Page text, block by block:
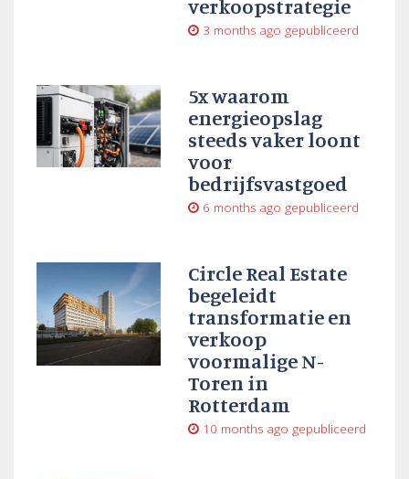
verkoopstrategie
3 months ago gepubliceerd
5x waarom
energieopslag
steeds vaker loont
voor
bedrijfsvastgoed
6 months ago gepubliceerd
Circle Real Estate
begeleidt
transformatie en
verkoop
voormalige N-
Toren in
Rotterdam
10 months ago gepubliceerd